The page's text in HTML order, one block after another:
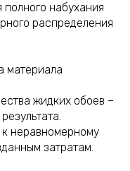
набухания
распределения
материала
жидких обоев –
неравномерному
затратам.